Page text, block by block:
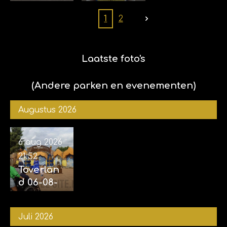
Sophie)
2025 (met
Sophie)
1 2
Laatste foto's
(Andere parken en evenementen)
Augustus 2026
Toverlan
d 06-08-
6 aug 2026
21:52
Juli 2026